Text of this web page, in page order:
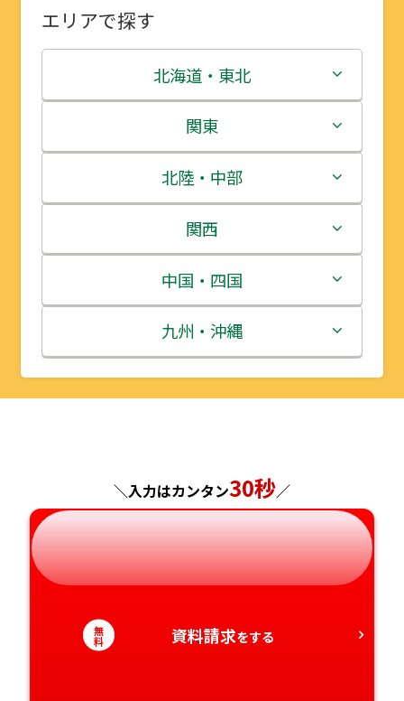
エリアで探す
北海道・東北
北海道
青森県
岩手県
宮城県
秋田県
山形県
関東
茨城県
栃木県
群馬県
埼玉県
千葉県
神奈川県
北陸・中部
新潟県
富山県
石川県
福井県
岐阜県
静岡県
愛知県
関西
三重県
滋賀県
京都府
兵庫県
奈良県
和歌山県
中国・四国
鳥取県
島根県
広島県
山口県
徳島県
香川県
九州・沖縄
福岡県
長崎県
熊本県
大分県
宮崎県
＼入力はカンタン30秒／
無
料 資料請求をする